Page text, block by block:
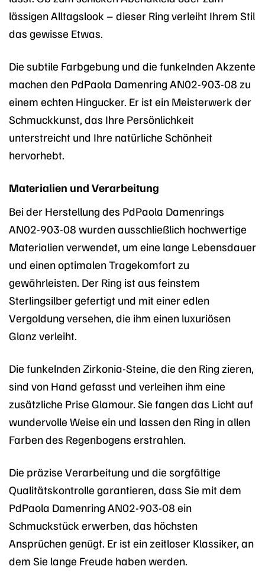
lässigen Alltagslook – dieser Ring verleiht Ihrem Stil
das gewisse Etwas.
Die subtile Farbgebung und die funkelnden Akzente
machen den PdPaola Damenring AN02-903-08 zu
einem echten Hingucker. Er ist ein Meisterwerk der
Schmuckkunst, das Ihre Persönlichkeit
unterstreicht und Ihre natürliche Schönheit
hervorhebt.
Materialien und Verarbeitung
Bei der Herstellung des PdPaola Damenrings
AN02-903-08 wurden ausschließlich hochwertige
Materialien verwendet, um eine lange Lebensdauer
und einen optimalen Tragekomfort zu
gewährleisten. Der Ring ist aus feinstem
Sterlingsilber gefertigt und mit einer edlen
Vergoldung versehen, die ihm einen luxuriösen
Glanz verleiht.
Die funkelnden Zirkonia-Steine, die den Ring zieren,
sind von Hand gefasst und verleihen ihm eine
zusätzliche Prise Glamour. Sie fangen das Licht auf
wundervolle Weise ein und lassen den Ring in allen
Farben des Regenbogens erstrahlen.
Die präzise Verarbeitung und die sorgfältige
Qualitätskontrolle garantieren, dass Sie mit dem
PdPaola Damenring AN02-903-08 ein
Schmuckstück erwerben, das höchsten
Ansprüchen genügt. Er ist ein zeitloser Klassiker, an
dem Sie lange Freude haben werden.